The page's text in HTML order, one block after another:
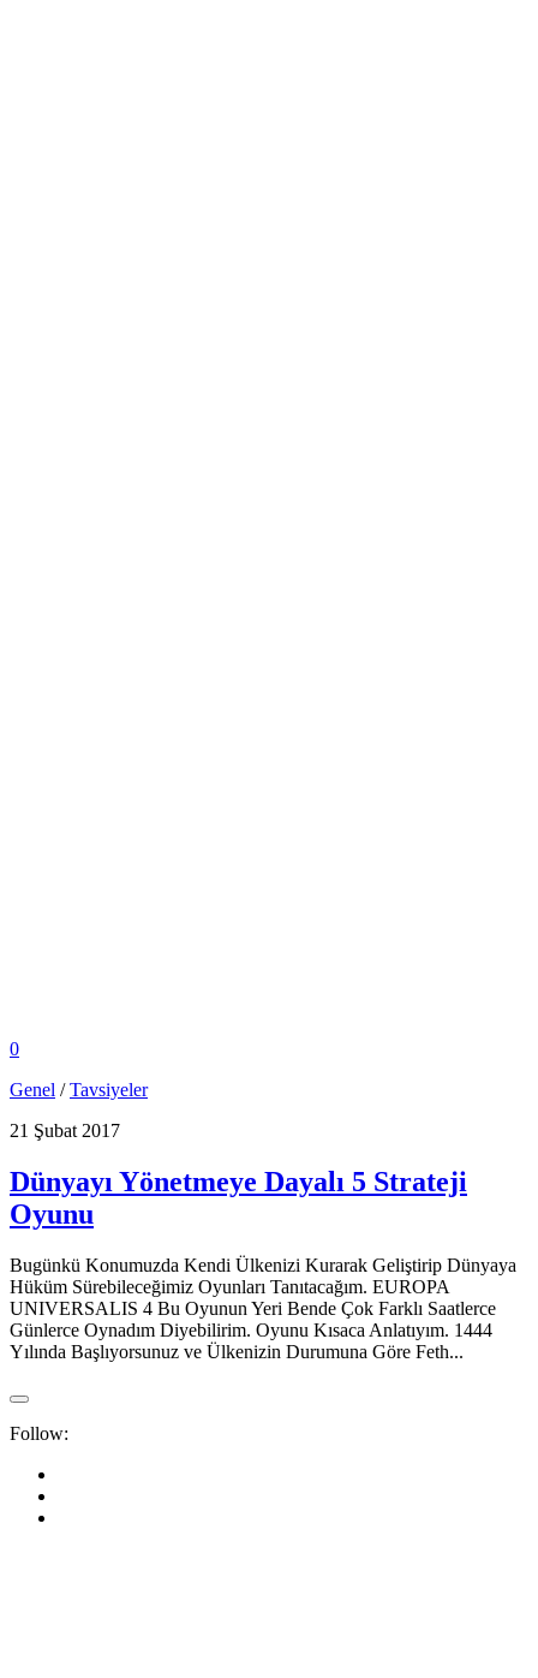
0
Genel /Tavsiyeler
21 Şubat 2017
Dünyayı Yönetmeye Dayalı 5 Strateji
Oyunu
Bugünkü Konumuzda Kendi Ülkenizi Kurarak Geliştirip Dünyaya
Hüküm Sürebileceğimiz Oyunları Tanıtacağım. EUROPA
UNIVERSALIS 4 Bu Oyunun Yeri Bende Çok Farklı Saatlerce
Günlerce Oynadım Diyebilirim. Oyunu Kısaca Anlatıyım. 1444
Yılında Başlıyorsunuz ve Ülkenizin Durumuna Göre Feth...
Follow: